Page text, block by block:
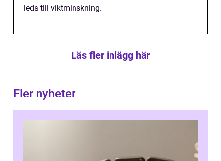
leda till viktminskning.
Läs fler inlägg här
Fler nyheter